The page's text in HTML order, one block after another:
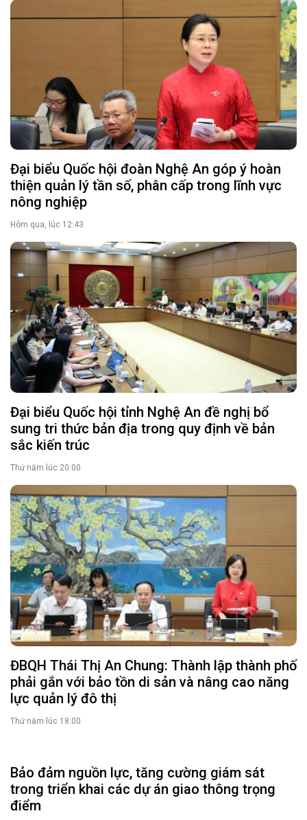
Đại biểu Quốc hội đoàn Nghệ An góp ý hoàn
thiện quản lý tần số, phân cấp trong lĩnh vực
nông nghiệp
Hôm qua, lúc 12:43
Đại biểu Quốc hội tỉnh Nghệ An đề nghị bổ
sung tri thức bản địa trong quy định về bản
sắc kiến trúc
Thứ năm lúc 20:00
ĐBQH Thái Thị An Chung: Thành lập thành phố
phải gắn với bảo tồn di sản và nâng cao năng
lực quản lý đô thị
Thứ năm lúc 18:00